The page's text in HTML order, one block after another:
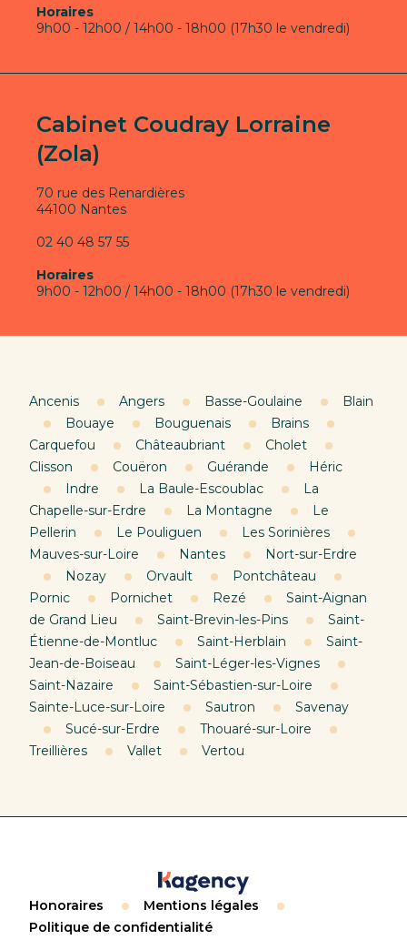
Horaires
9h00 - 12h00 / 14h00 - 18h00 (17h30 le vendredi)
Cabinet Coudray Lorraine
(Zola)
70 rue des Renardières
44100 Nantes
02 40 48 57 55
Horaires
9h00 - 12h00 / 14h00 - 18h00 (17h30 le vendredi)
Ancenis Angers Basse-Goulaine
Blain
Bouaye
Bouguenais
Brains
Carquefou
Châteaubriant
Cholet
Clisson
Couëron Guérande
Héric
Indre
La Baule-Escoublac
La
Chapelle-sur-Erdre
La Montagne
Le
Pellerin
Le Pouliguen
Les Sorinières
Mauves-sur-Loire
Nantes
Nort-sur-Erdre
Nozay
Orvault
Pontchâteau
Pornic
Pornichet Rezé
Saint-Aignan
de Grand Lieu
Saint-Brevin-les-Pins
Saint-
Étienne-de-Montluc
Saint-Herblain
Saint-
Jean-de-Boiseau
Saint-Léger-les-Vignes
Saint-Nazaire
Saint-Sébastien-sur-Loire
Sainte-Luce-sur-Loire
Sautron
Savenay
Sucé-sur-Erdre
Thouaré-sur-Loire
Treillières
Vallet Vertou
Honoraires
Mentions légales
Politique de confidentialité